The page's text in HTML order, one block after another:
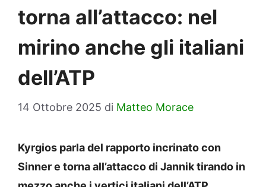
torna all’attacco: nel
mirino anche gli italiani
dell’ATP
14 Ottobre 2025 di Matteo Morace
Kyrgios parla del rapporto incrinato con
Sinner e torna all’attacco di Jannik tirando in